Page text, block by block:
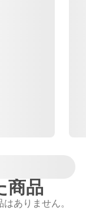
商品
ありません。